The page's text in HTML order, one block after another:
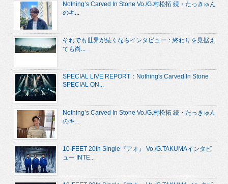
Nothing’s Carved In Stone Vo./G.村松拓 続・たっきゅん
のキ...
それでも世界が続くならインタビュー：終わりを見据え
ても尚...
SPECIAL LIVE REPORT：Nothing's Carved In Stone
SPECIAL ON...
Nothing’s Carved In Stone Vo./G.村松拓 続・たっきゅん
のキ...
10-FEET 20th Single『アオ』 Vo./G.TAKUMAインタビ
ュー INTE...